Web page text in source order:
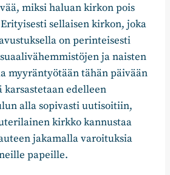
miksi haluan kirkon pois
sellaisen kirkon, joka
on perinteisesti
ja naisten
myyräntyötään tähän päivään
karsastetaan edelleen
alla sopivasti uutisoitiin,
kirkko kannustaa
jakamalla varoituksia
papeille.